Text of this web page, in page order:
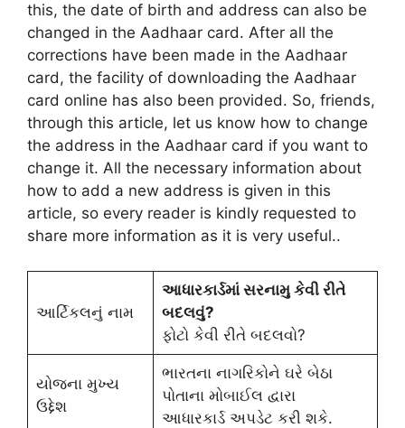
this, the date of birth and address can also be
changed in the Aadhaar card. After all the
corrections have been made in the Aadhaar
card, the facility of downloading the Aadhaar
card online has also been provided. So, friends,
through this article, let us know how to change
the address in the Aadhaar card if you want to
change it. All the necessary information about
how to add a new address is given in this
article, so every reader is kindly requested to
share more information as it is very useful..
આર્ટિકલનું નામ
આધારકાર્ડમાં સરનામુ કેવી રીતે
બદલવું?
ફોટો કેવી રીતે બદલવો?
યોજના મુખ્ય
ઉદ્દેશ
ભારતના નાગરિકોને ઘરે બેઠા
પોતાના મોબાઈલ દ્વારા
આધારકાર્ડ અપડેટ કરી શકે.